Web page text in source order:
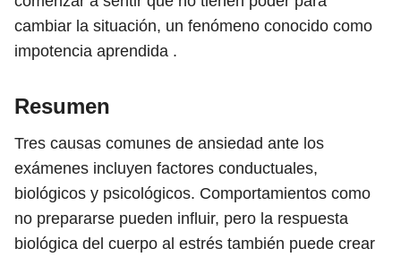
cambiar la situación, un fenómeno conocido como
impotencia aprendida .
Resumen
Tres causas comunes de ansiedad ante los
exámenes incluyen factores conductuales,
biológicos y psicológicos. Comportamientos como
no prepararse pueden influir, pero la respuesta
biológica del cuerpo al estrés también puede crear